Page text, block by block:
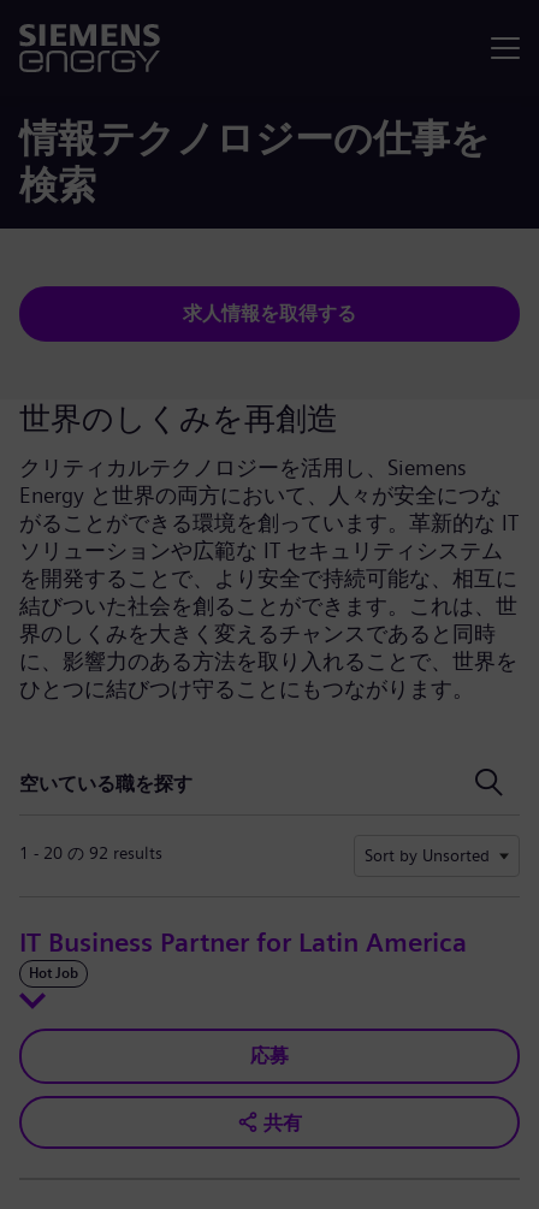
情報テクノロジーの仕事を
検索
求人情報を取得する
世界のしくみを再創造
クリティカルテクノロジーを活用し、Siemens
Energy と世界の両方において、人々が安全につな
がることができる環境を創っています。革新的な IT
ソリューションや広範な IT セキュリティシステム
を開発することで、より安全で持続可能な、相互に
結びついた社会を創ることができます。これは、世
界のしくみを大きく変えるチャンスであると同時
に、影響力のある方法を取り入れることで、世界を
ひとつに結びつけ守ることにもつながります。
空いている職を探す
1 - 20 の 92 results Sort by Unsorted
IT Business Partner for Latin America
Hot Job
応募
共有